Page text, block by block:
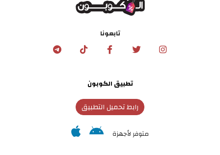
تابعونا
تطبيق الكوبون
رابط تحميل التطبيق
متوفر لأجهزة